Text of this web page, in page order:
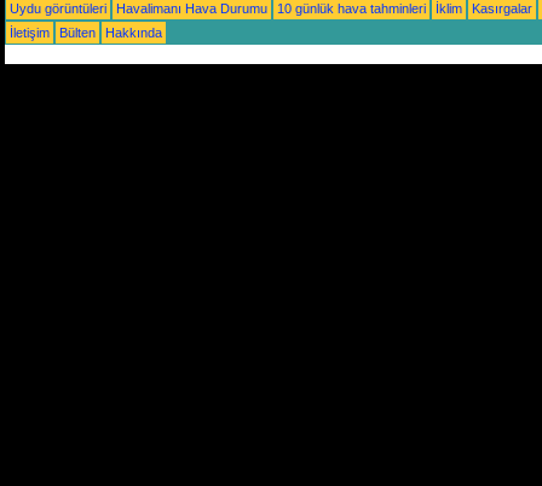
Uydu görüntüleri
Havalimanı Hava Durumu 10 günlük hava tahminleri İklim
Kasırgalar
İletişim
Bülten Hakkında